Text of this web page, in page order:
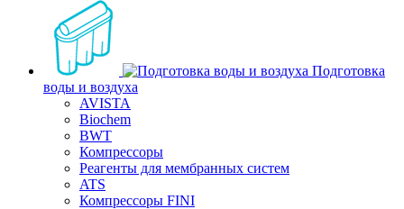
Подготовка
воды и воздуха
AVISTA
Biochem
BWT
Компрессоры
Реагенты для мембранных систем
ATS
Компрессоры FINI